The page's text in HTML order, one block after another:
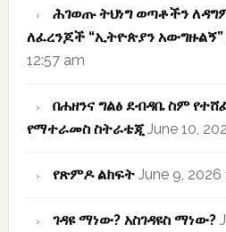
ሕገወጡ ትህነግ ወጣቶችን
ለፈረንጆች “ኢትዮጵያን አውግዙልኝ”
12:57 am
በሐዘንና ግልፅ ደብዳቤ ስም
የማተራመስ ስትራቴጂ June 10,
የጽምዶ ልክፍት June 9, 2026
ገዳዩ ማነው? አስገዳዩስ ማነው?